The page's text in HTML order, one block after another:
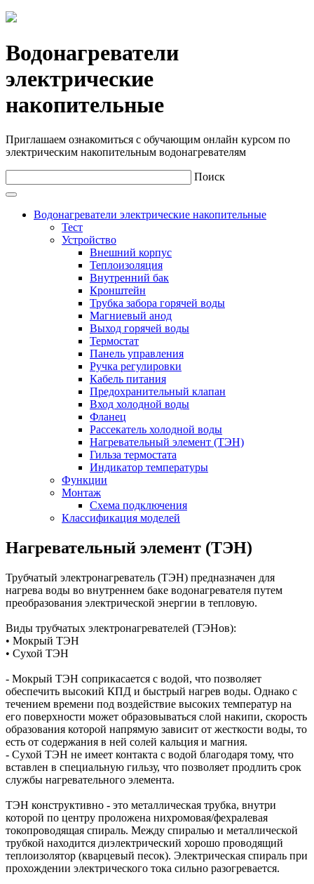
Водонагреватели
электрические
накопительные
Приглашаем ознакомиться с обучающим онлайн курсом по
электрическим накопительным водонагревателям
Поиск
Водонагреватели электрические накопительные
Тест
Устройство
Внешний корпус
Теплоизоляция
Внутренний бак
Кронштейн
Трубка забора горячей воды
Магниевый анод
Выход горячей воды
Термостат
Панель управления
Ручка регулировки
Кабель питания
Предохранительный клапан
Вход холодной воды
Фланец
Рассекатель холодной воды
Нагревательный элемент (ТЭН)
Гильза термостата
Индикатор температуры
Функции
Монтаж
Схема подключения
Классификация моделей
Нагревательный элемент (ТЭН)
Трубчатый электронагреватель (ТЭН) предназначен для
нагрева воды во внутреннем баке водонагревателя путем
преобразования электрической энергии в тепловую.
Виды трубчатых электронагревателей (ТЭНов):
• Мокрый ТЭН
• Сухой ТЭН
- Мокрый ТЭН соприкасается с водой, что позволяет
обеспечить высокий КПД и быстрый нагрев воды. Однако с
течением времени под воздействие высоких температур на
его поверхности может образовываться слой накипи, скорость
образования которой напрямую зависит от жесткости воды, то
есть от содержания в ней солей кальция и магния.
- Сухой ТЭН не имеет контакта с водой благодаря тому, что
вставлен в специальную гильзу, что позволяет продлить срок
службы нагревательного элемента.
ТЭН конструктивно - это металлическая трубка, внутри
которой по центру проложена нихромовая/фехралевая
токопроводящая спираль. Между спиралью и металлической
трубкой находится диэлектрический хорошо проводящий
теплоизолятор (кварцевый песок). Электрическая спираль при
прохождении электрического тока сильно разогревается.